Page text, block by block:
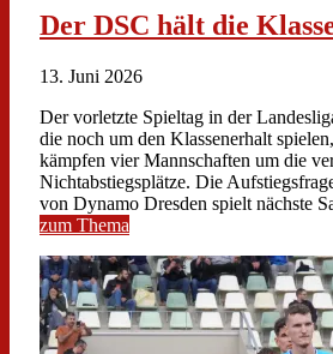
Der DSC hält die
13. Juni 2026
Der vorletzte Spieltag in der
die noch um den Klassenerhalt
kämpfen vier Mannschaften um die
Nichtabstiegsplätze. Die
von Dynamo Dresden spielt nächste
zum Thema